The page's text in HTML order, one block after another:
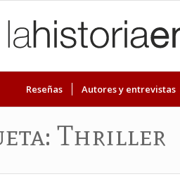
Reseñas Autores y entrevistas
Thriller